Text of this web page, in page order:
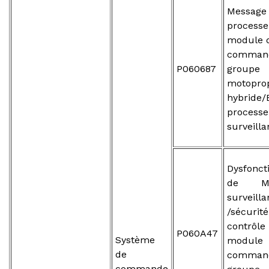
Système
de
P060687
module
groupe
hybride/
P060A47
de
/